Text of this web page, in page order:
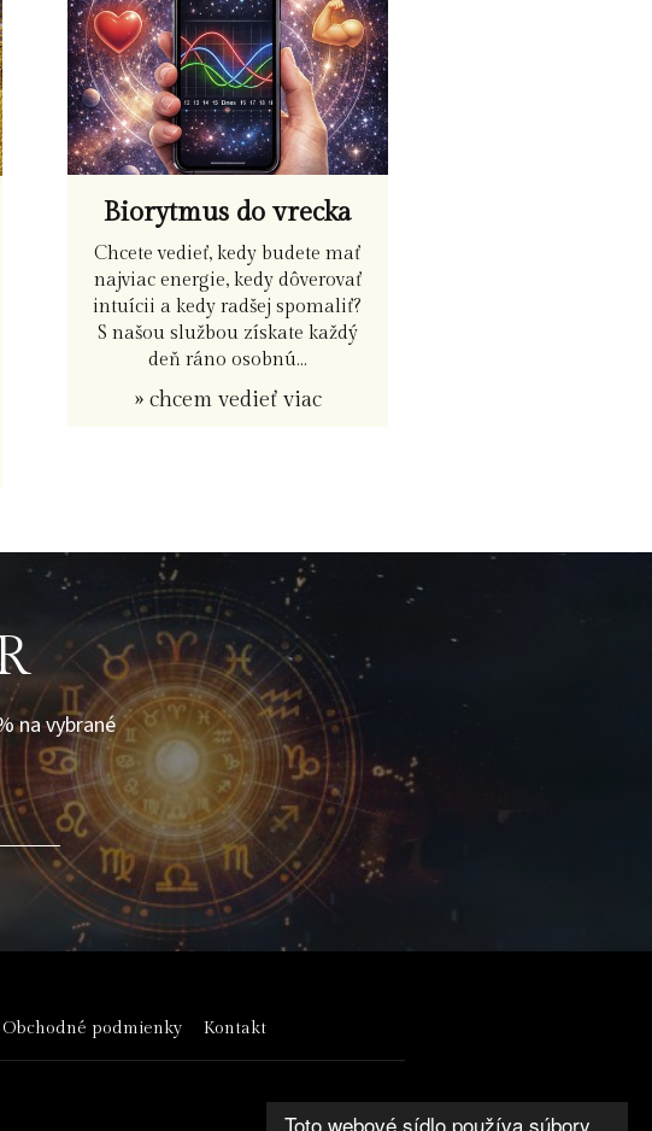
Toto webové sídlo používa súbory
Biorytmus do vrecka
Chcete vedieť, kedy budete mať
najviac energie, kedy dôverovať
intuícii a kedy radšej spomaliť?
S našou službou získate každý
deň ráno osobnú...
» chcem vedieť viac
na vybrané
Obchodné podmienky Kontakt